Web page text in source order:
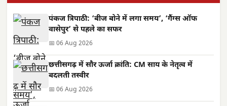
पंकज त्रिपाठी: ‘बीज बोने में लगा समय’, ‘गैंग्स ऑफ
वासेपुर’ से पहले का सफर
📅 06 Aug 2026
छत्तीसगढ़ में सौर ऊर्जा क्रांति: CM साय के नेतृत्व में
बदलती तस्वीर
📅 06 Aug 2026